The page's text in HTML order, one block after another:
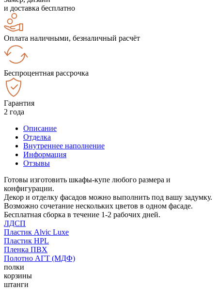
и доставка бесплатно
Оплата наличными, безналичный расчёт
Беспроцентная рассрочка
Гарантия
2 года
Описание
Отделка
Внутреннее наполнение
Информация
Отзывы
Готовы изготовить шкафы-купе любого размера и
конфигурации.
Декор и отделку фасадов можно выполнить под вашу задумку.
Возможно сочетание нескольких цветов в одном фасаде.
Бесплатная сборка в течение 1-2 рабочих дней.
ЛДСП
Пластик Alvic Luxe
Пластик HPL
Пленка ПВХ
Полотно АГТ (МДФ)
полки
корзины
штанги